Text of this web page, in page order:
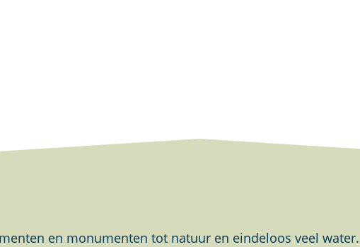
en monumenten tot natuur en eindeloos veel